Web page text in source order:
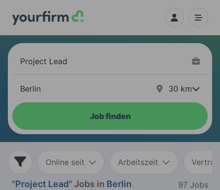
30 km
Job finden
Online seit Arbeitszeit
"Project Lead" Jobs in Berlin
97 Jobs